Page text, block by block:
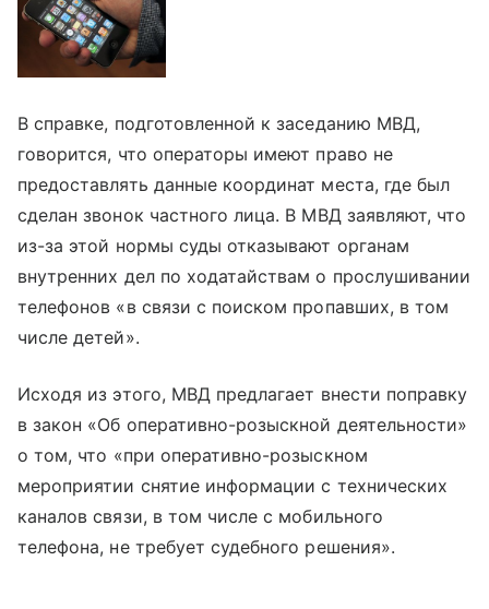
В справке, подготовленной к заседанию МВД,
говорится, что операторы имеют право не
предоставлять данные координат места, где был
сделан звонок частного лица. В МВД заявляют, что
из-за этой нормы суды отказывают органам
внутренних дел по ходатайствам о прослушивании
телефонов «в связи с поиском пропавших, в том
числе детей».
Исходя из этого, МВД предлагает внести поправку
в закон «Об оперативно-розыскной деятельности»
о том, что «при оперативно-розыскном
мероприятии снятие информации с технических
каналов связи, в том числе с мобильного
телефона, не требует судебного решения».